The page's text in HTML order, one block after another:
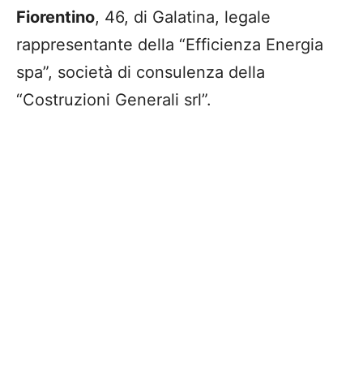
Fiorentino, 46, di Galatina, legale
rappresentante della “Efficienza Energia
spa”, società di consulenza della
“Costruzioni Generali srl”.